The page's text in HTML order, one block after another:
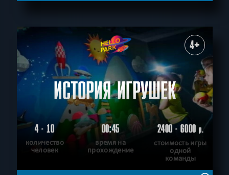
4+
ИСТОРИЯ ИГРУШЕК
4 - 10
количество
человек
00:45
время на
прохождение
2400 - 6000р.
стоимость игры
одной
команды